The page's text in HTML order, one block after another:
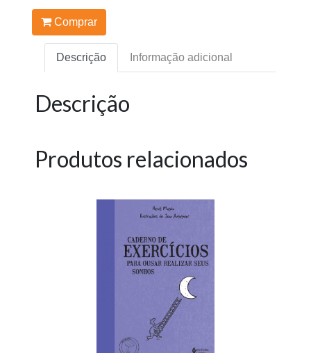
Comprar
Descrição Informação adicional
Descrição
Produtos relacionados